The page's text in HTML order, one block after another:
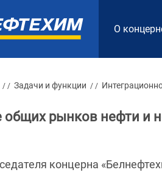
О
/ / Задачи и функции / /
рынков нефти и
концерна